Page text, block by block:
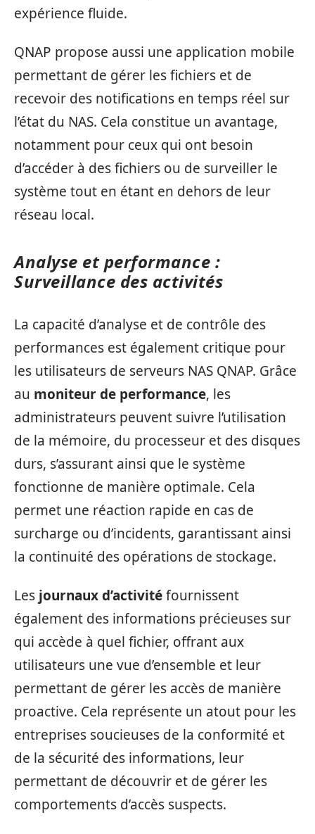
expérience fluide.
QNAP propose aussi une application mobile
permettant de gérer les fichiers et de
recevoir des notifications en temps réel sur
l’état du NAS. Cela constitue un avantage,
notamment pour ceux qui ont besoin
d’accéder à des fichiers ou de surveiller le
système tout en étant en dehors de leur
réseau local.
Analyse et performance :
Surveillance des activités
La capacité d’analyse et de contrôle des
performances est également critique pour
les utilisateurs de serveurs NAS QNAP. Grâce
au moniteur de performance, les
administrateurs peuvent suivre l’utilisation
de la mémoire, du processeur et des disques
durs, s’assurant ainsi que le système
fonctionne de manière optimale. Cela
permet une réaction rapide en cas de
surcharge ou d’incidents, garantissant ainsi
la continuité des opérations de stockage.
Les journaux d’activitéfournissent
également des informations précieuses sur
qui accède à quel fichier, offrant aux
utilisateurs une vue d’ensemble et leur
permettant de gérer les accès de manière
proactive. Cela représente un atout pour les
entreprises soucieuses de la conformité et
de la sécurité des informations, leur
permettant de découvrir et de gérer les
comportements d’accès suspects.